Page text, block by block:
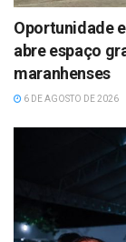
Oportunidade
abre espaço
maranhenses
6 DE AGOSTO DE 2026